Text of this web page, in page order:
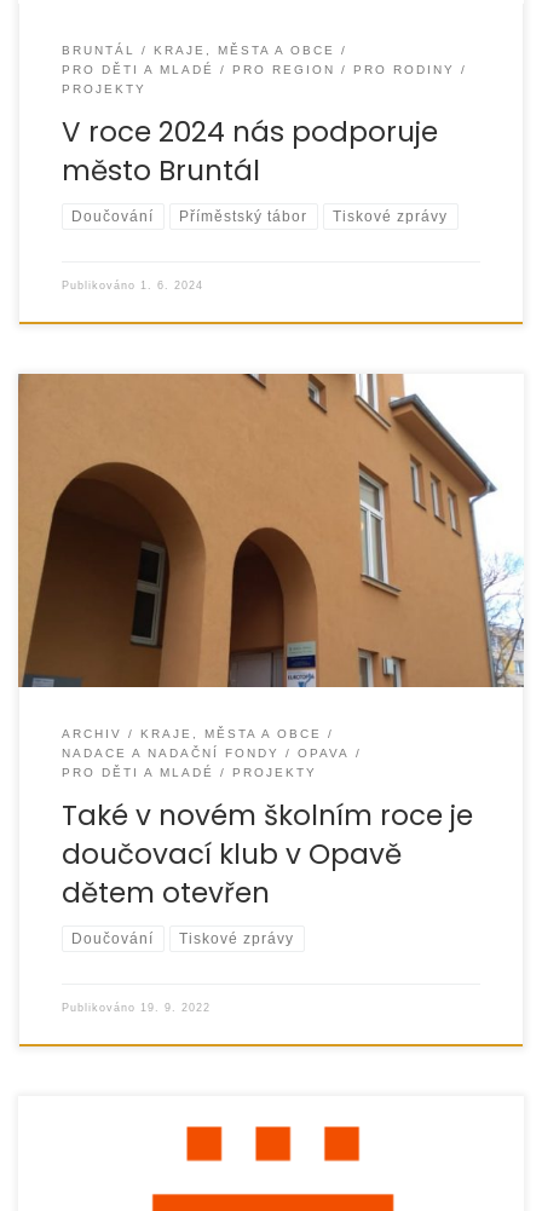
BRUNTÁL
KRAJE, MĚSTA A OBCE
PRO DĚTI A MLADÉ
PRO REGION
PRO RODINY
PROJEKTY
V roce 2024 nás podporuje
město Bruntál
Doučování Příměstský tábor Tiskové zprávy
Publikováno 1. 6. 2024
Od ledna 2022 provozuje EUROTOPIA.CZ, o.p.s. v rámci
projektu „Společně to zvládneme“ doučovací klub pro děti
a mládež od 6 – 18 […]
ARCHIV
KRAJE, MĚSTA A OBCE
NADACE A NADAČNÍ FONDY
OPAVA
PRO DĚTI A MLADÉ
PROJEKTY
Také v novém školním roce je
doučovací klub v Opavě
dětem otevřen
Doučování Tiskové zprávy
Publikováno 19. 9. 2022